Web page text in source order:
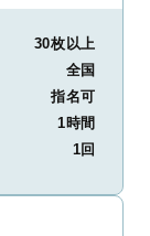
30枚以上
全国
指名可
1時間
1回